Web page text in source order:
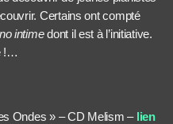
Certains ont compté
intimedont il est à l’initiative.
!…
Ondes » – CD Melism – lien